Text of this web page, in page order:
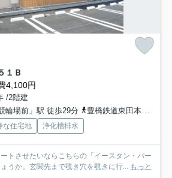
１Ｂ
4,100円
/2階建
輪場前」駅 徒歩29分
豊橋鉄道東田本線「東田」駅 徒歩30分
な住宅地 浄化槽排水
トさせたいならこちらの「イースタン・パー
うか。玄関先まで覗き穴を覗きに行... もっと